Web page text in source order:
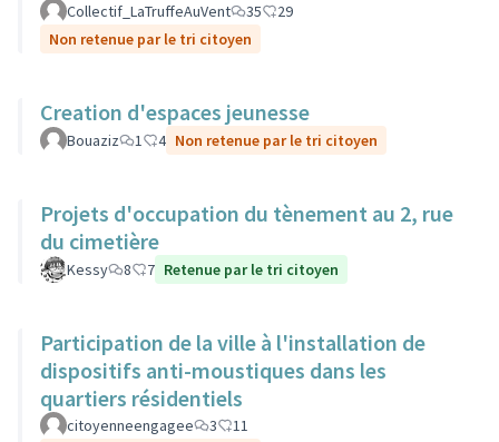
Collectif_LaTruffeAuVent 35
29
Non retenue par le tri citoyen
Creation d'espaces jeunesse
Bouaziz 1 4 Non retenue par le tri citoyen
Projets d'occupation du tènement au 2, rue
du cimetière
Kessy 8 7 Retenue par le tri citoyen
Participation de la ville à l'installation de
dispositifs anti-moustiques dans les
quartiers résidentiels
citoyenneengagee 3
11